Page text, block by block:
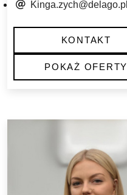
Kinga.zych@delago.pl
KONTAKT
POKAŻ OFERTY